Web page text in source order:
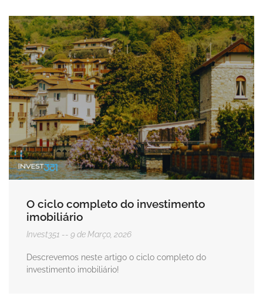
O ciclo completo do investimento
imobiliário
Invest351 9 de Março, 2026
Descrevemos neste artigo o ciclo completo do
investimento imobiliário!